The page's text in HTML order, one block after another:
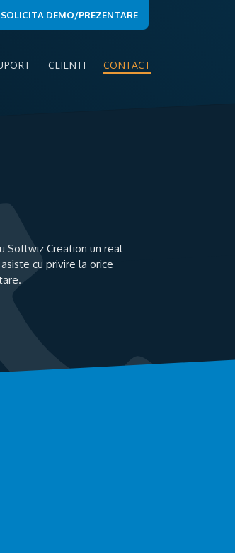
SOLICITA DEMO/PREZENTARE
CLIENTI CONTACT
Softwiz Creation un real
cu privire la orice